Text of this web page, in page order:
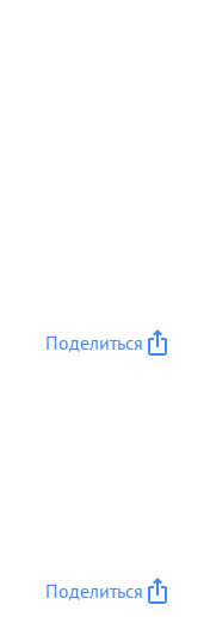
Поделиться
Поделиться